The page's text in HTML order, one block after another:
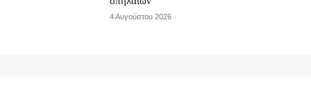
4 Αυγούστου 2026